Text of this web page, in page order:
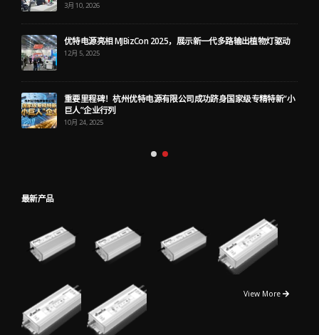
3月 10, 2026
优特电源亮相 MJBizCon 2025，展示新一代多路输出植物灯驱动
12月 5, 2025
重要里程碑！杭州优特电源有限公司成功跻身国家级专精特新“小
巨人”企业行列
10月 24, 2025
最新产品
View More